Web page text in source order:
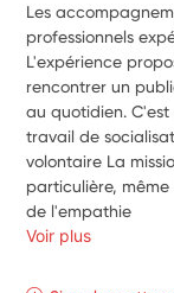
Les
professionnels
L'expérience
rencontrer un
au quotidien.
travail de
volontaire La
particulière,
de l'empathie
Voir plus